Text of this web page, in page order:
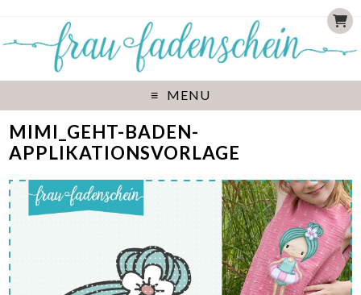
MENU
MIMI_GEHT-BADEN-
APPLIKATIONSVORLAGE